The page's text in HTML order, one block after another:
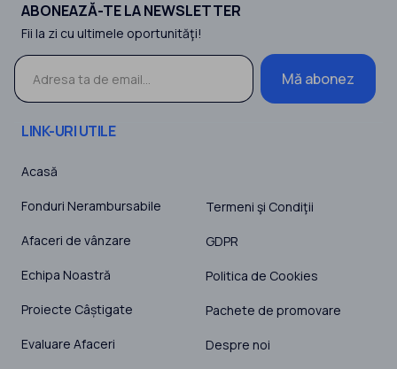
ABONEAZĂ-TE LA NEWSLETTER
Fii la zi cu ultimele oportunităţi!
Mă abonez
LINK-URI UTILE
Acasă
Fonduri Nerambursabile
Afaceri de vânzare
Echipa Noastră
Proiecte Câștigate
Evaluare Afaceri
Termeni şi Condiţii
GDPR
Politica de Cookies
Pachete de promovare
Despre noi